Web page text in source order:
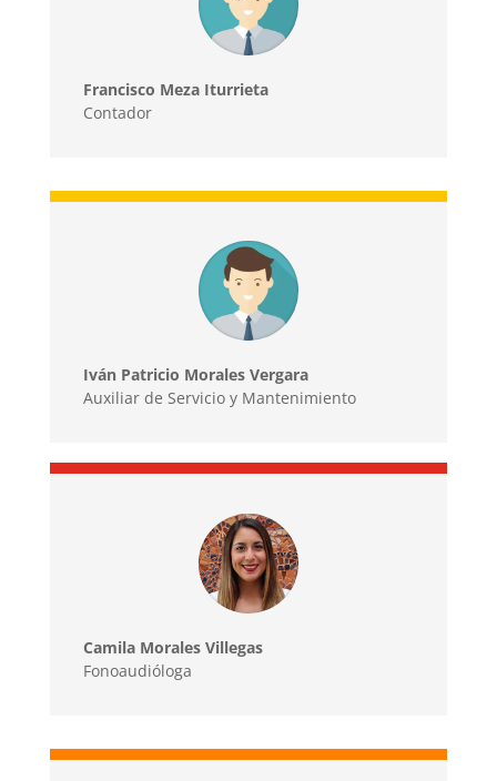
Francisco Meza Iturrieta
Contador
Iván Patricio Morales Vergara
Auxiliar de Servicio y Mantenimiento
Camila Morales Villegas
Fonoaudióloga